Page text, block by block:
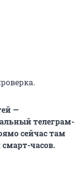
—
телеграм-
сейчас там
смарт-часов.